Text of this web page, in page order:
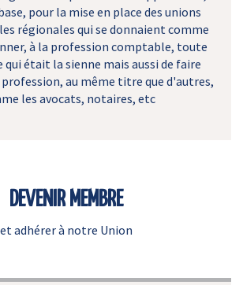
pour la mise en place des unions
régionales qui se donnaient comme
à la profession comptable, toute
était la sienne mais aussi de faire
au même titre que d'autres,
les avocats, notaires, etc
DEVENIR MEMBRE
et adhérer à notre Union